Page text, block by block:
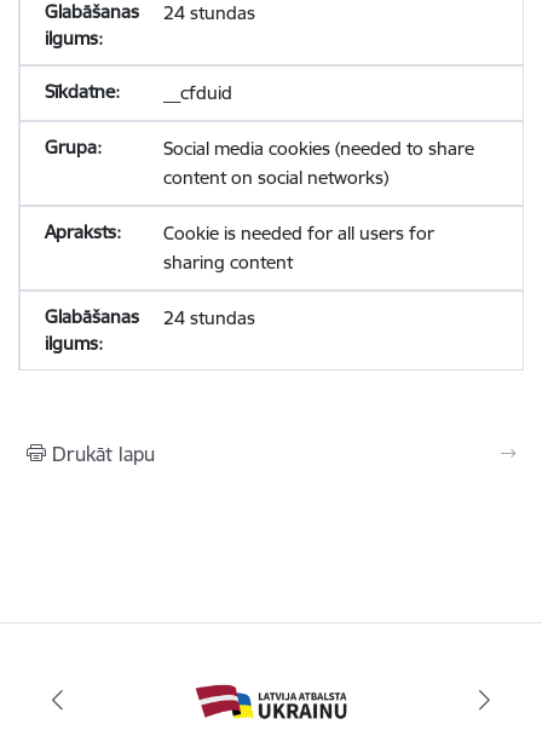
24 stundas
__cfduid
Social media cookies (needed to share
content on social networks)
Cookie is needed for all users for
sharing content
24 stundas
Drukāt lapu